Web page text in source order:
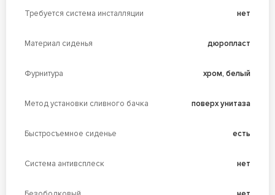
Требуется система инсталляции нет
Материал сиденья дюропласт
Фурнитура хром, белый
Метод установки сливного бачка поверх унитаза
Быстросъемное сиденье есть
Система антивсплеск нет